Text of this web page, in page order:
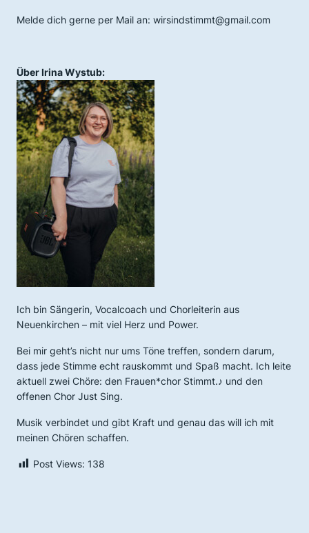
Melde dich gerne per Mail an: wirsindstimmt@gmail.com
Über Irina Wystub:
Ich bin Sängerin, Vocalcoach und Chorleiterin aus
Neuenkirchen – mit viel Herz und Power.
Bei mir geht’s nicht nur ums Töne treffen, sondern darum,
dass jede Stimme echt rauskommt und Spaß macht. Ich leite
aktuell zwei Chöre: den Frauen*chor Stimmt.♪ und den
offenen Chor Just Sing.
Musik verbindet und gibt Kraft und genau das will ich mit
meinen Chören schaffen.
Post Views: 138